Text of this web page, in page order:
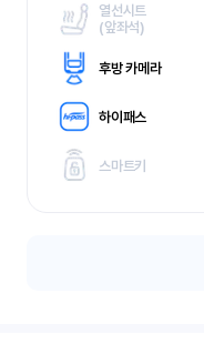
열선시트
(앞좌석)
후방 카메라
하이패스
스마트키